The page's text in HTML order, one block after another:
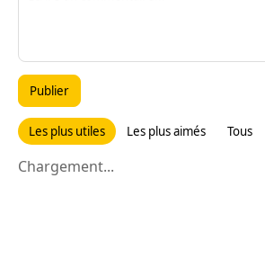
Publier
Les plus utiles Les plus aimés Tous
Chargement...